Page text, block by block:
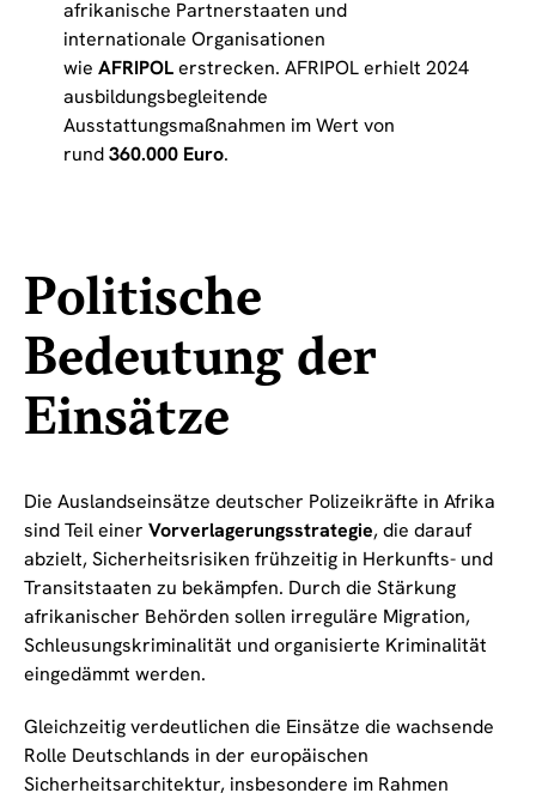
afrikanische Partnerstaaten und
internationale Organisationen
wie AFRIPOLerstrecken. AFRIPOL erhielt 2024
ausbildungsbegleitende
Ausstattungsmaßnahmen im Wert von
rund360.000 Euro.
Politische
Bedeutung der
Einsätze
Die Auslandseinsätze deutscher Polizeikräfte in Afrika
sind Teil einer Vorverlagerungsstrategie, die darauf
abzielt, Sicherheitsrisiken frühzeitig in Herkunfts- und
Transitstaaten zu bekämpfen. Durch die Stärkung
afrikanischer Behörden sollen irreguläre Migration,
Schleusungskriminalität und organisierte Kriminalität
eingedämmt werden.
Gleichzeitig verdeutlichen die Einsätze die wachsende
Rolle Deutschlands in der europäischen
Sicherheitsarchitektur, insbesondere im Rahmen